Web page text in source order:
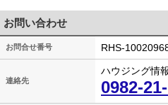
お問い合わせ
お問合せ番号 RHS-
連絡先
ハウジング情
0982-